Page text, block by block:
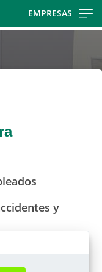
EMPRESAS
y
trabajadores